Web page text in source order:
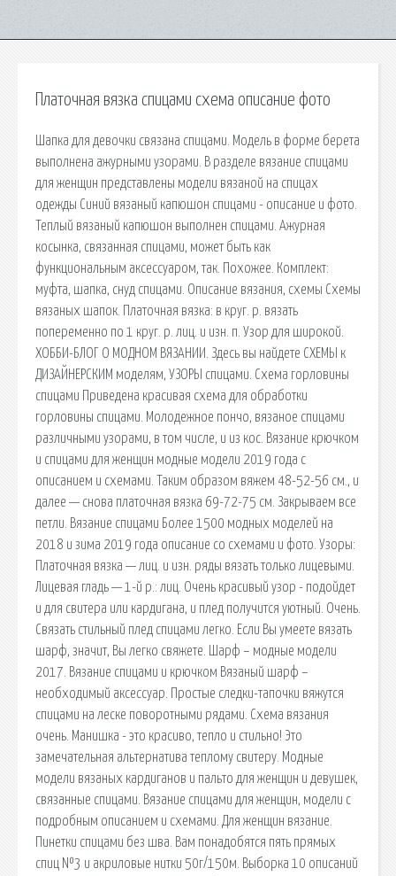
Платочная вязка спицами схема описание фото
Шапка для девочки связана спицами. Модель в форме берета
выполнена ажурными узорами. В разделе вязание спицами
для женщин представлены модели вязаной на спицах
одежды Синий вязаный капюшон спицами - описание и фото.
Теплый вязаный капюшон выполнен спицами. Ажурная
косынка, связанная спицами, может быть как
функциональным аксессуаром, так. Похожее. Комплект:
муфта, шапка, снуд спицами. Описание вязания, схемы Схемы
вязаных шапок. Платочная вязка: в круг. р. вязать
попеременно по 1 круг. р. лиц. и изн. п. Узор для широкой.
ХОББИ-БЛОГ О МОДНОМ ВЯЗАНИИ. Здесь вы найдете СХЕМЫ к
ДИЗАЙНЕРСКИМ моделям, УЗОРЫ спицами. Схема горловины
спицами Приведена красивая схема для обработки
горловины спицами. Молодежное пончо, вязаное спицами
различными узорами, в том числе, и из кос. Вязание крючком
и спицами для женщин модные модели 2019 года с
описанием и схемами. Таким образом вяжем 48-52-56 см., и
далее — снова платочная вязка 69-72-75 см. Закрываем все
петли. Вязание спицами Более 1500 модных моделей на
2018 и зима 2019 года описание со схемами и фото. Узоры:
Платочная вязка — лиц. и изн. ряды вязать только лицевыми.
Лицевая гладь — 1-й р.: лиц. Очень красивый узор - подойдет
и для свитера или кардигана, и плед получится уютный. Очень.
Связать стильный плед спицами легко. Если Вы умеете вязать
шарф, значит, Вы легко свяжете. Шарф – модные модели
2017. Вязание спицами и крючком Вязаный шарф –
необходимый аксессуар. Простые следки-тапочки вяжутся
спицами на леске поворотными рядами. Схема вязания
очень. Манишка - это красиво, тепло и стильно! Это
замечательная альтернатива теплому свитеру. Модные
модели вязаных кардиганов и пальто для женщин и девушек,
связанные спицами. Вязание спицами для женщин, модели с
подробным описанием и схемами. Для женщин вязание.
Пинетки спицами без шва. Вам понадобятся пять прямых
спиц №3 и акриловые нитки 50г/150м. Выборка 10 описаний